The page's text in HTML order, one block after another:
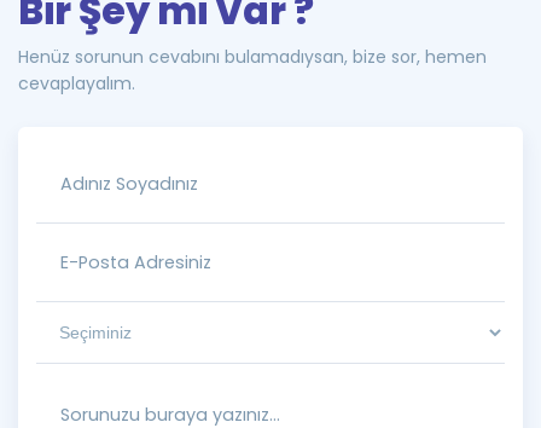
Bir Şey mi Var ?
Henüz sorunun cevabını bulamadıysan, bize sor, hemen
cevaplayalım.